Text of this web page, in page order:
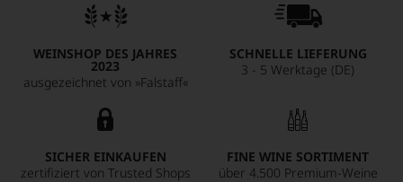
WEINSHOP DES JAHRES
2023
ausgezeichnet von »Falstaff«
SCHNELLE LIEFERUNG
3 - 5 Werktage (DE)
SICHER EINKAUFEN
zertifiziert von Trusted Shops
FINE WINE SORTIMENT
über 4.500 Premium-Weine